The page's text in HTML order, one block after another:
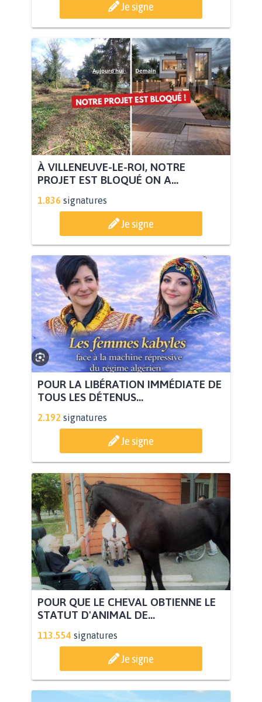
Je signe
À VILLENEUVE-LE-ROI, NOTRE
PROJET EST BLOQUÉ ON A...
1.836 signatures
Je signe
POUR LA LIBÉRATION IMMÉDIATE DE
TOUS LES DÉTENUS...
2.192 signatures
Je signe
POUR QUE LE CHEVAL OBTIENNE LE
STATUT D'ANIMAL DE...
113.554 signatures
Je signe